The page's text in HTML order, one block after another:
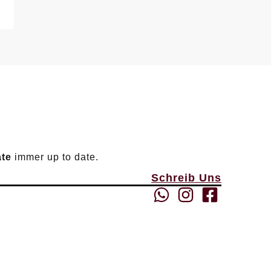
immer up to date.
Schreib Uns